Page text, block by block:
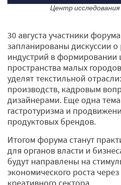
Центр
30 августа участники
запланированы дискуссии
индустрий в формировании
пространства малых
уделят текстильной
производств, кадровым
дизайнерами. Еще одна
гастротуризма и
продуктовых брендов.
Итогом форума станут
для органов власти и
будут направлены на
экономического роста